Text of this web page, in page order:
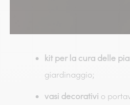
kit per la cura delle
giardinaggio;
vasi decorativi o